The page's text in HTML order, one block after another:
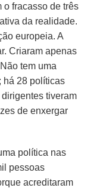
o fracasso de três
da realidade.
europeia. A
Criaram apenas
tem uma
há 28 políticas
tiveram
de enxergar
política nas
pessoas
acreditaram